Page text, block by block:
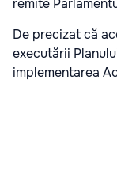
remite
De precizat că
executării
implementarea